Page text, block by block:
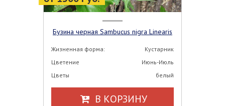
Бузина черная Sambucus nigra Linеаris
Жизненная форма:
Кустарник
Цветение
Июнь-Июль
Цветы
белый
В КОРЗИНУ